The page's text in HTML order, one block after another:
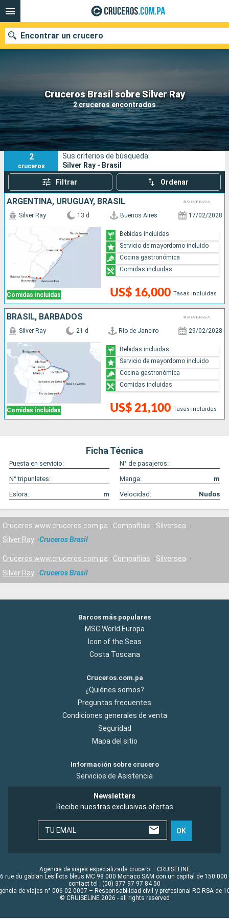
Cruceros Brasil sobre Silver Ray
2 cruceros encontrados
Encontrar un crucero
Nuestros destinos
Fecha de salida
Puertos Compañías
2
cruceros
Sus criterios de búsqueda:
Silver Ray - Brasil
Filtrar Ordenar
ARGENTINA, URUGUAY, BRASIL
Comidas incluidas
Silver Ray 13 d Buenos Aires 17/02/2028
US$ 16,000 Tasas incluidas
Bebidas incluidas
Servicio de mayordomo incluido
Cocina gastronómica
Comidas incluidas
BRASIL, BARBADOS
Comidas incluidas
Silver Ray 21 d Rio de Janeiro 29/02/2028
US$ 21,100 Tasas incluidas
Bebidas incluidas
Servicio de mayordomo incluido
Cocina gastronómica
Comidas incluidas
Ficha Técnica
Puesta en servicio:
N° de pasajeros:
N° tripunlates:
Manga:
m
Eslora:
m Velocidad: Nudos
Cruceros www.cruceros.com.pa Compañías
Silversea
Silver Ray
Cruceros Brasil
Cruceros www.cruceros.com.pa Compañías
Silversea
Silver Ray
Cruceros Brasil
Barcos más populares
MSC World Europa
Icon of the Seas
Costa Toscana
Cruceros.com.pa
¿Quiénes somos?
Preguntas frecuentes
Condiciones generales de venta
Seguridad
Mapa del sitio
Información sobre crucero
Servicios de Asistencia
Newsletters
Recibe nuestras exclusivas ofertas
TU EMAIL OK
Agencia de viajes especializada crucero – CRUISELINE
rue du gabian Les flots bleus MC 98 000 Monaco SAM con un capital de 150 000
contact tel : (00) 377 97 97 84 50
de viajes n° 006 02 0007 – Responsabilidad civil y profesional RC RSA de
© CRUISELINE 2026 - all rights reserved